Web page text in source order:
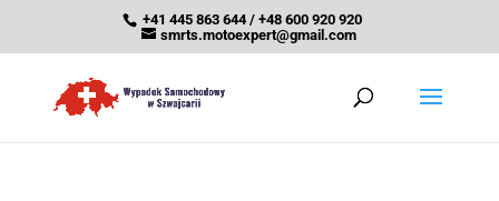
+41 445 863 644 / +48 600 920 920
smrts.motoexpert@gmail.com